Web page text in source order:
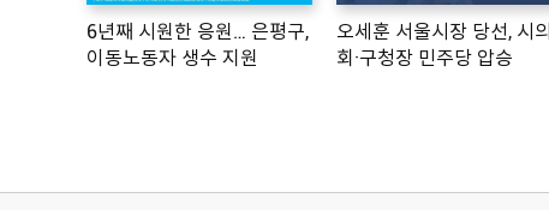
6년째 시원한 응원… 은평구,
이동노동자 생수 지원
오세훈 서울시장 당선, 시의
회·구청장 민주당 압승